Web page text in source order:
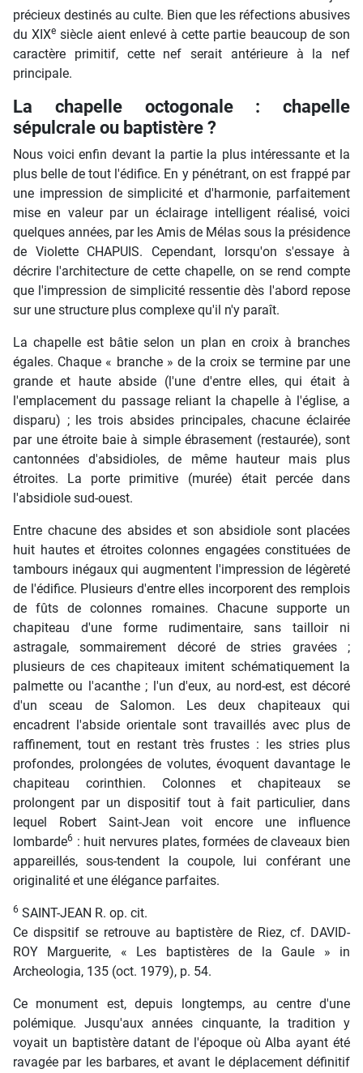
précieux destinés au culte. Bien que les réfections abusives
du XIXe siècle aient enlevé à cette partie beaucoup de son
caractère primitif, cette nef serait antérieure à la nef
principale.
La chapelle octogonale : chapelle
sépulcrale ou baptistère ?
Nous voici enfin devant la partie la plus intéressante et la
plus belle de tout l'édifice. En y pénétrant, on est frappé par
une impression de simplicité et d'harmonie, parfaitement
mise en valeur par un éclairage intelligent réalisé, voici
quelques années, par les Amis de Mélas sous la présidence
de Violette CHAPUIS. Cependant, lorsqu'on s'essaye à
décrire l'architecture de cette chapelle, on se rend compte
que l'impression de simplicité ressentie dès l'abord repose
sur une structure plus complexe qu'il n'y paraît.
La chapelle est bâtie selon un plan en croix à branches
égales. Chaque « branche » de la croix se termine par une
grande et haute abside (l'une d'entre elles, qui était à
l'emplacement du passage reliant la chapelle à l'église, a
disparu) ; les trois absides principales, chacune éclairée
par une étroite baie à simple ébrasement (restaurée), sont
cantonnées d'absidioles, de même hauteur mais plus
étroites. La porte primitive (murée) était percée dans
l'absidiole sud-ouest.
Entre chacune des absides et son absidiole sont placées
huit hautes et étroites colonnes engagées constituées de
tambours inégaux qui augmentent l'impression de légèreté
de l'édifice. Plusieurs d'entre elles incorporent des remplois
de fûts de colonnes romaines. Chacune supporte un
chapiteau d'une forme rudimentaire, sans tailloir ni
astragale, sommairement décoré de stries gravées ;
plusieurs de ces chapiteaux imitent schématiquement la
palmette ou l'acanthe ; l'un d'eux, au nord-est, est décoré
d'un sceau de Salomon. Les deux chapiteaux qui
encadrent l'abside orientale sont travaillés avec plus de
raffinement, tout en restant très frustes : les stries plus
profondes, prolongées de volutes, évoquent davantage le
chapiteau corinthien. Colonnes et chapiteaux se
prolongent par un dispositif tout à fait particulier, dans
lequel Robert Saint-Jean voit encore une influence
lombarde6 : huit nervures plates, formées de claveaux bien
appareillés, sous-tendent la coupole, lui conférant une
originalité et une élégance parfaites.
6 SAINT-JEAN R. op. cit.
Ce dispsitif se retrouve au baptistère de Riez, cf. DAVID-
ROY Marguerite, « Les baptistères de la Gaule » in
Archeologia, 135 (oct. 1979), p. 54.
Ce monument est, depuis longtemps, au centre d'une
polémique. Jusqu'aux années cinquante, la tradition y
voyait un baptistère datant de l'époque où Alba ayant été
ravagée par les barbares, et avant le déplacement définitif